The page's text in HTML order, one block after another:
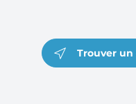
Trouver